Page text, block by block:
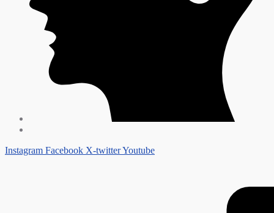
Instagram Facebook X-twitterYoutube